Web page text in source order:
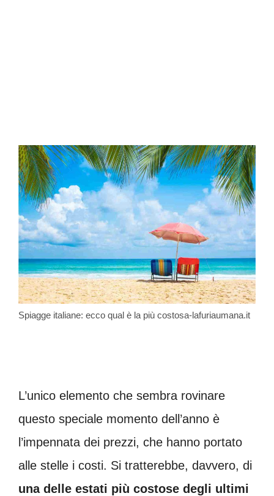
Spiagge italiane: ecco qual è la più costosa-lafuriaumana.it
L’unico elemento che sembra rovinare
questo speciale momento dell’anno è
l’impennata dei prezzi, che hanno portato
alle stelle i costi. Si tratterebbe, davvero, di
una delle estati più costose degli ultimi